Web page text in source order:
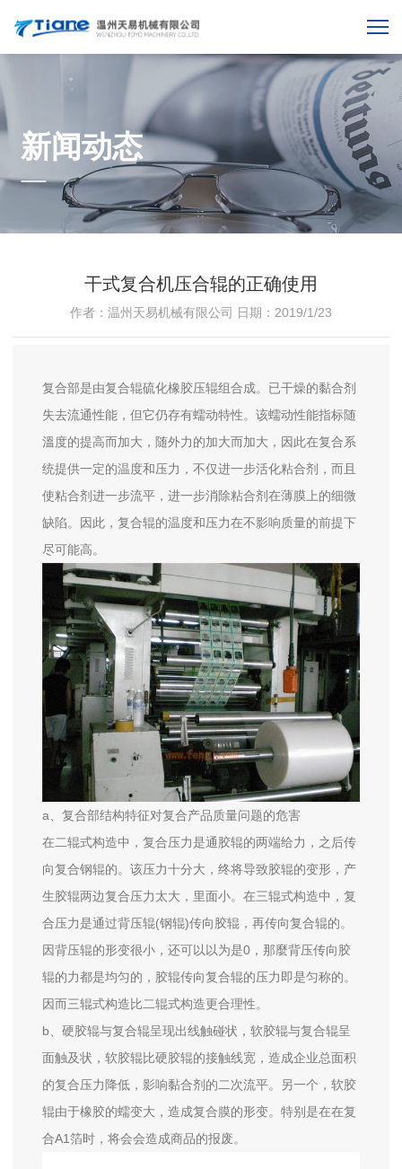
新闻动态
干式复合机压合辊的正确使用
作者：温州天易机械有限公司 日期：2019/1/23
复合部是由复合辊硫化橡胶压辊组合成。已干燥的黏合剂
失去流通性能，但它仍存有蠕动特性。该蠕动性能指标随
溫度的提高而加大，随外力的加大而加大，因此在复合系
统提供一定的温度和压力，不仅进一步活化粘合剂，而且
使粘合剂进一步流平，进一步消除粘合剂在薄膜上的细微
缺陷。因此，复合辊的温度和压力在不影响质量的前提下
尽可能高。
a、复合部结构特征对复合产品质量问题的危害
在二辊式构造中，复合压力是通胶辊的两端给力，之后传
向复合钢辊的。该压力十分大，终将导致胶辊的变形，产
生胶辊两边复合压力太大，里面小。在三辊式构造中，复
合压力是通过背压辊(钢辊)传向胶辊，再传向复合辊的。
因背压辊的形变很小，还可以以为是0，那麼背压传向胶
辊的力都是均匀的，胶辊传向复合辊的压力即是匀称的。
因而三辊式构造比二辊式构造更合理性。
b、硬胶辊与复合辊呈现出线触碰状，软胶辊与复合辊呈
面触及状，软胶辊比硬胶辊的接触线宽，造成企业总面积
的复合压力降低，影响黏合剂的二次流平。另一个，软胶
辊由于橡胶的蠕变大，造成复合膜的形变。特别是在在复
合A1箔时，将会会造成商品的报废。